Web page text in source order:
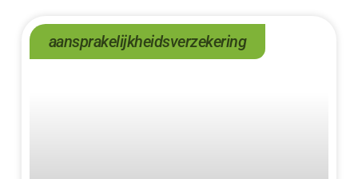
aansprakelijkheidsverzekering